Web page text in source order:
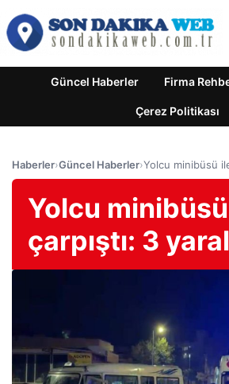
Güncel Haberler Firma
Çerez Politikası
Haberler›Güncel Haberler›Yolcu minibüsü
Yolcu
çarpıştı: 3